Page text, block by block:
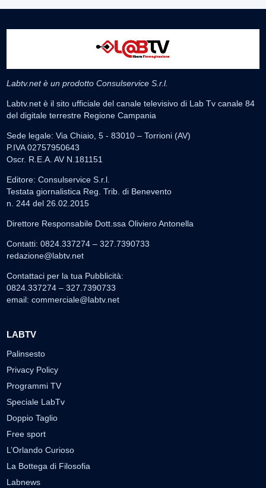
Labtv.net è un prodotto Consulservice S.r.l.
Labtv.net è il sito ufficiale del canale televisivo di Lab Tv canale 84
del digitale terrestre Regione Campania
Sede legale: Via Chiaio, 5 - 83010 – Torrioni (AV)
P.IVA 02757950643
Oscr. R.E.A. AV N.181151
Editore: Consulservice S.r.l.
Testata giornalistica Reg. Trib. di Benevento
n. 244 del 26.02.2015
Direttore Responsabile Dott.ssa Oliviero Antonella
Contatti: 0824.337274 – 327.7390733
redazione@labtv.net
Contattaci per la tua Pubblicità:
0824.337274 – 327.7390733
email: commerciale@labtv.net
LABTV
Palinsesto
Privacy Policy
Programmi TV
Speciale LabTv
Doppio Taglio
Free sport
L’Orlando Curioso
La Bottega di Filosofia
Labnews